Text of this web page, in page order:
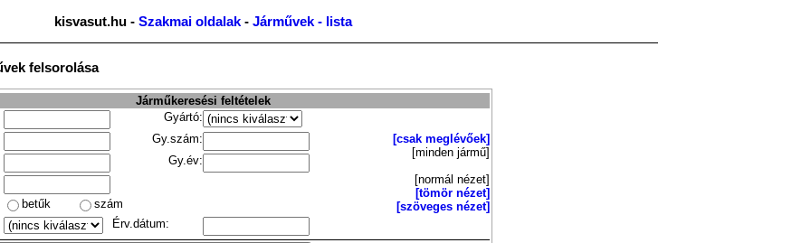
kisvasut.hu - Szakmai oldalak- Járművek - lista
felsorolása
Járműkeresési feltételek
Gyártó:
[csak meglévőek]
[minden jármű]
[normál nézet]
[tömör nézet]
[szöveges nézet]
Gy.szám:
Gy.év:
betűk
szám
Érv.dátum: